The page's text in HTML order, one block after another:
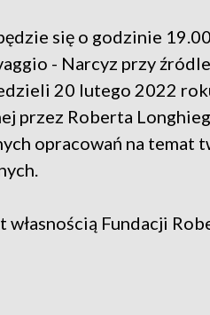
się o godzinie
- Narcyz przy
20 lutego 2022
przez Roberta
opracowań na temat
własnością Fundacji